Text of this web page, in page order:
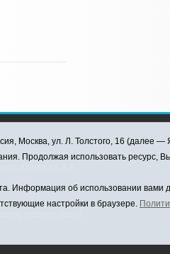
Москва, ул. Л. Толстого, 16 (далее
Продолжая использовать ресурс,
Информация об использовании вами
настройки в браузере.